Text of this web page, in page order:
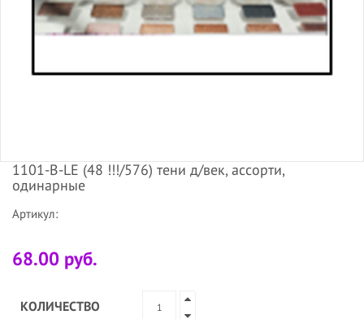
1101-В-LE (48 !!!/576) тени д/век, ассорти,
одинарные
Артикул:
68.00 руб.
КОЛИЧЕСТВО